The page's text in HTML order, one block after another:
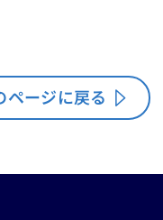
ページに戻る